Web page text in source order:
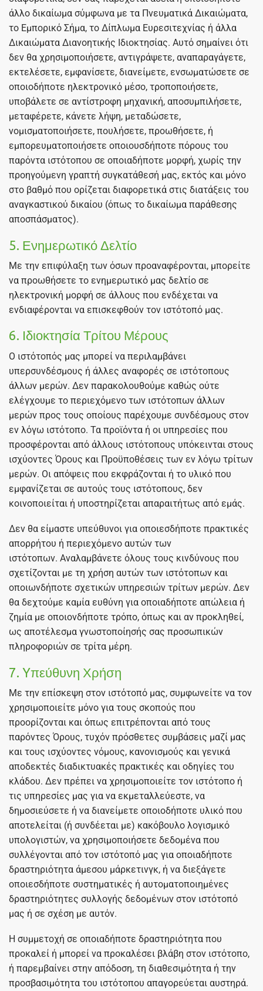
άλλο δικαίωμα σύμφωνα με τα Πνευματικά Δικαιώματα,
το Εμπορικό Σήμα, το Δίπλωμα Ευρεσιτεχνίας ή άλλα
Δικαιώματα Διανοητικής Ιδιοκτησίας. Αυτό σημαίνει ότι
δεν θα χρησιμοποιήσετε, αντιγράψετε, αναπαραγάγετε,
εκτελέσετε, εμφανίσετε, διανείμετε, ενσωματώσετε σε
οποιοδήποτε ηλεκτρονικό μέσο, τροποποιήσετε,
υποβάλετε σε αντίστροφη μηχανική, αποσυμπιλήσετε,
μεταφέρετε, κάνετε λήψη, μεταδώσετε,
νομισματοποιήσετε, πουλήσετε, προωθήσετε, ή
εμπορευματοποιήσετε οποιουσδήποτε πόρους του
παρόντα ιστότοπου σε οποιαδήποτε μορφή, χωρίς την
προηγούμενη γραπτή συγκατάθεσή μας, εκτός και μόνο
στο βαθμό που ορίζεται διαφορετικά στις διατάξεις του
αναγκαστικού δικαίου (όπως το δικαίωμα παράθεσης
αποσπάσματος).
5. Ενημερωτικό Δελτίο
Με την επιφύλαξη των όσων προαναφέρονται, μπορείτε
να προωθήσετε το ενημερωτικό μας δελτίο σε
ηλεκτρονική μορφή σε άλλους που ενδέχεται να
ενδιαφέρονται να επισκεφθούν τον ιστότοπό μας.
6. Ιδιοκτησία Τρίτου Μέρους
Ο ιστότοπός μας μπορεί να περιλαμβάνει
υπερσυνδέσμους ή άλλες αναφορές σε ιστότοπους
άλλων μερών. Δεν παρακολουθούμε καθώς ούτε
ελέγχουμε το περιεχόμενο των ιστότοπων άλλων
μερών προς τους οποίους παρέχουμε συνδέσμους στον
εν λόγω ιστότοπο. Τα προϊόντα ή οι υπηρεσίες που
προσφέρονται από άλλους ιστότοπους υπόκεινται στους
ισχύοντες Όρους και Προϋποθέσεις των εν λόγω τρίτων
μερών. Οι απόψεις που εκφράζονται ή το υλικό που
εμφανίζεται σε αυτούς τους ιστότοπους, δεν
κοινοποιείται ή υποστηρίζεται απαραιτήτως από εμάς.
Δεν θα είμαστε υπεύθυνοι για οποιεσδήποτε πρακτικές
απορρήτου ή περιεχόμενο αυτών των
ιστότοπων. Αναλαμβάνετε όλους τους κινδύνους που
σχετίζονται με τη χρήση αυτών των ιστότοπων και
οποιωνδήποτε σχετικών υπηρεσιών τρίτων μερών. Δεν
θα δεχτούμε καμία ευθύνη για οποιαδήποτε απώλεια ή
ζημία με οποιονδήποτε τρόπο, όπως και αν προκληθεί,
ως αποτέλεσμα γνωστοποίησής σας προσωπικών
πληροφοριών σε τρίτα μέρη.
7. Yπεύθυνη Χρήση
Με την επίσκεψη στον ιστότοπό μας, συμφωνείτε να τον
χρησιμοποιείτε μόνο για τους σκοπούς που
προορίζονται και όπως επιτρέπονται από τους
παρόντες Όρους, τυχόν πρόσθετες συμβάσεις μαζί μας
και τους ισχύοντες νόμους, κανονισμούς και γενικά
αποδεκτές διαδικτυακές πρακτικές και οδηγίες του
κλάδου. Δεν πρέπει να χρησιμοποιείτε τον ιστότοπο ή
τις υπηρεσίες μας για να εκμεταλλεύεστε, να
δημοσιεύσετε ή να διανείμετε οποιοδήποτε υλικό που
αποτελείται (ή συνδέεται με) κακόβουλο λογισμικό
υπολογιστών, να χρησιμοποιήσετε δεδομένα που
συλλέγονται από τον ιστότοπό μας για οποιαδήποτε
δραστηριότητα άμεσου μάρκετινγκ, ή να διεξάγετε
οποιεσδήποτε συστηματικές ή αυτοματοποιημένες
δραστηριότητες συλλογής δεδομένων στον ιστότοπό
μας ή σε σχέση με αυτόν.
Η συμμετοχή σε οποιαδήποτε δραστηριότητα που
προκαλεί ή μπορεί να προκαλέσει βλάβη στον ιστότοπο,
ή παρεμβαίνει στην απόδοση, τη διαθεσιμότητα ή την
προσβασιμότητα του ιστότοπου απαγορεύεται αυστηρά.